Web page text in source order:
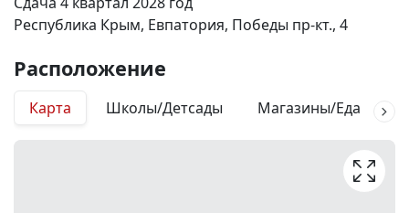
Республика Крым, Евпатория, Победы пр-кт., 4
Расположение
Карта Школы/Детсады Магазины/Еда